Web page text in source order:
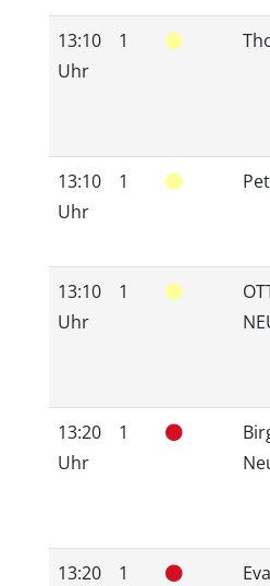
13:10
Uhr
1
13:10
Uhr
1
13:10
Uhr
1
13:20
Uhr
1
13:20
1